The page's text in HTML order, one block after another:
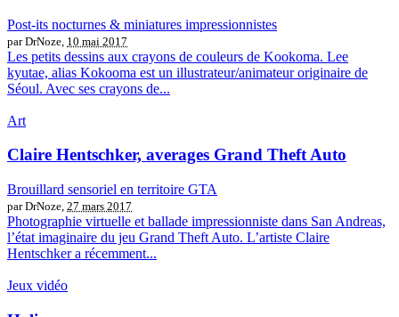
Post-its nocturnes & miniatures impressionnistes
par DrNoze, 10 mai 2017
Les petits dessins aux crayons de couleurs de Kookoma. Lee
kyutae, alias Kokooma est un illustrateur/animateur originaire de
Séoul. Avec ses crayons de...
Art
Claire Hentschker, averages Grand Theft Auto
Brouillard sensoriel en territoire GTA
par DrNoze, 27 mars 2017
Photographie virtuelle et ballade impressionniste dans San Andreas,
l’état imaginaire du jeu Grand Theft Auto. L’artiste Claire
Hentschker a récemment...
Jeux vidéo